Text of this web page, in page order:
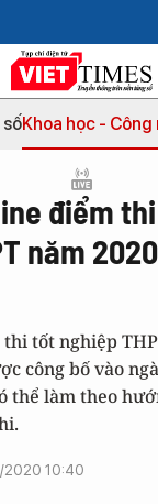
sốKhoa học - Công
điểm
năm
tốt nghiệp
công bố vào
thể làm theo
2020 10:40